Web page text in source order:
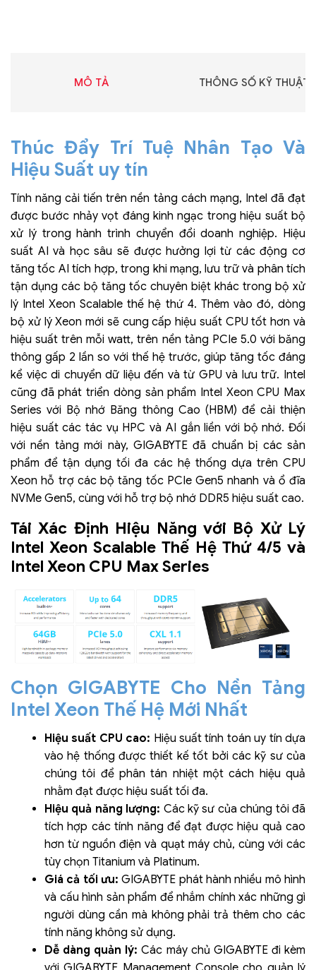
MÔ TẢ THÔNG SỐ KỸ THUẬT
Thúc Đẩy Trí Tuệ Nhân Tạo Và
Hiệu Suất uy tín
Tính năng cải tiến trên nền tảng cách mạng, Intel đã đạt
được bước nhảy vọt đáng kinh ngạc trong hiệu suất bộ
xử lý trong hành trình chuyển đổi doanh nghiệp. Hiệu
suất AI và học sâu sẽ được hưởng lợi từ các động cơ
tăng tốc AI tích hợp, trong khi mạng, lưu trữ và phân tích
tận dụng các bộ tăng tốc chuyên biệt khác trong bộ xử
lý Intel Xeon Scalable thế hệ thứ 4. Thêm vào đó, dòng
bộ xử lý Xeon mới sẽ cung cấp hiệu suất CPU tốt hơn và
hiệu suất trên mỗi watt, trên nền tảng PCIe 5.0 với băng
thông gấp 2 lần so với thế hệ trước, giúp tăng tốc đáng
kể việc di chuyển dữ liệu đến và từ GPU và lưu trữ. Intel
cũng đã phát triển dòng sản phẩm Intel Xeon CPU Max
Series với Bộ nhớ Băng thông Cao (HBM) để cải thiện
hiệu suất các tác vụ HPC và AI gắn liền với bộ nhớ. Đối
với nền tảng mới này, GIGABYTE đã chuẩn bị các sản
phẩm để tận dụng tối đa các hệ thống dựa trên CPU
Xeon hỗ trợ các bộ tăng tốc PCIe Gen5 nhanh và ổ đĩa
NVMe Gen5, cùng với hỗ trợ bộ nhớ DDR5 hiệu suất cao.
Tái Xác Định Hiệu Năng với Bộ Xử Lý
Intel Xeon Scalable Thế Hệ Thứ 4/5 và
Intel Xeon CPU Max Series
Chọn GIGABYTE Cho Nền Tảng
Intel Xeon Thế Hệ Mới Nhất
Hiệu suất CPU cao: Hiệu suất tính toán uy tín dựa
vào hệ thống được thiết kế tốt bởi các kỹ sư của
chúng tôi để phân tán nhiệt một cách hiệu quả
nhằm đạt được hiệu suất tối đa.
Hiệu quả năng lượng: Các kỹ sư của chúng tôi đã
tích hợp các tính năng để đạt được hiệu quả cao
hơn từ nguồn điện và quạt máy chủ, cùng với các
tùy chọn Titanium và Platinum.
Giá cả tối ưu: GIGABYTE phát hành nhiều mô hình
và cấu hình sản phẩm để nhắm chính xác những gì
người dùng cần mà không phải trả thêm cho các
tính năng không sử dụng.
Dễ dàng quản lý: Các máy chủ GIGABYTE đi kèm